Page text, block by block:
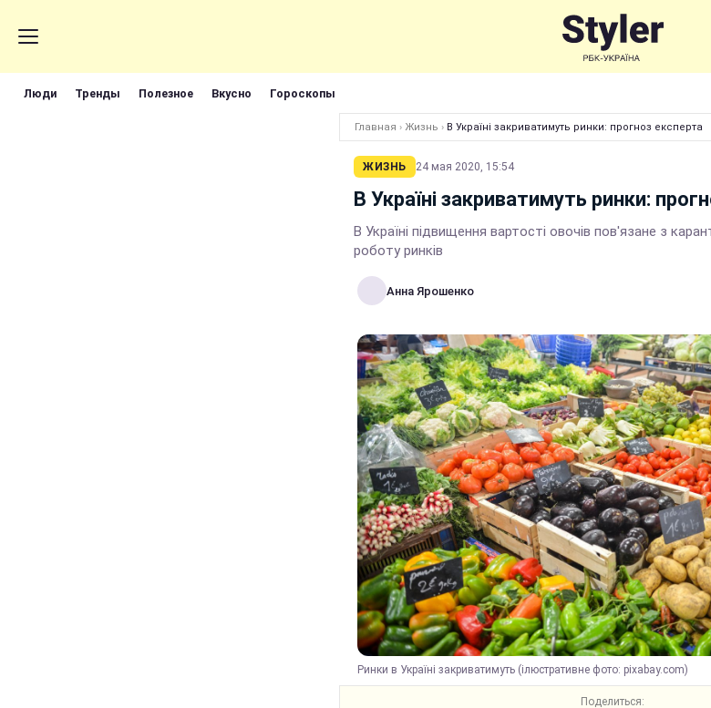
Люди Тренды Полезное Вкусно Гороскопы
Главная › Жизнь › В Україні закриватимуть ринки: прогноз експерта
ЖИЗНЬ 24 мая 2020, 15:54
В Україні закриватимуть ринки:
В Україні підвищення вартості овочів пов'язане з
роботу ринків
Анна Ярошенко
Ринки в Україні закриватимуть (ілюстративне фото: pixabay.com)
Поделиться: